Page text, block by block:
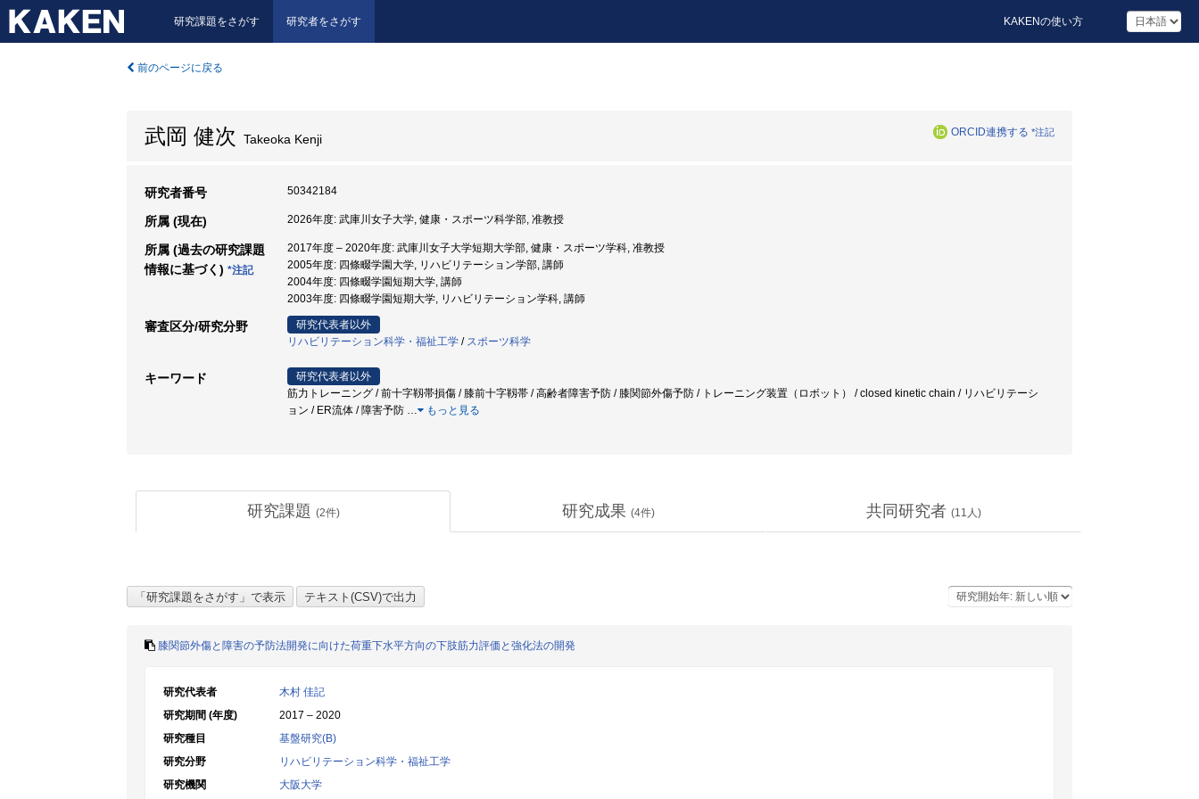
研究課題をさがす 研究者をさがす KAKENの使い方
前のページに戻る
武岡 健次 Takeoka Kenji ORCID連携する *注記
研究者番号 50342184
所属 (現在) 2026年度: 武庫川女子大学, 健康・スポーツ科学部, 准教授
所属 (過去の研究課題
情報に基づく) *注記
2017年度 – 2020年度: 武庫川女子大学短期大学部, 健康・スポーツ学科, 准教授
2005年度: 四條畷学園大学, リハビリテーション学部, 講師
2004年度: 四條畷学園短期大学, 講師
2003年度: 四條畷学園短期大学, リハビリテーション学科, 講師
審査区分/研究分野
研究代表者以外
リハビリテーション科学・福祉工学 / スポーツ科学
キーワード
研究代表者以外
筋力トレーニング / 前十字靱帯損傷 / 膝前十字靱帯 / 高齢者障害予防 / 膝関節外傷予防 / トレーニング装置（ロボット） / closed kinetic chain / リハビリテーシ
ョン / ER流体 / 障害予防 … もっと見る
研究課題 (2件) 研究成果 (4件) 共同研究者 (11 人)
膝関節外傷と障害の予防法開発に向けた荷重下水平方向の下肢筋力評価と強化法の開発
研究代表者
木村 佳記
研究期間 (年度)
2017 – 2020
研究種目
基盤研究(B)
研究分野
リハビリテーション科学・福祉工学
研究機関
大阪大学